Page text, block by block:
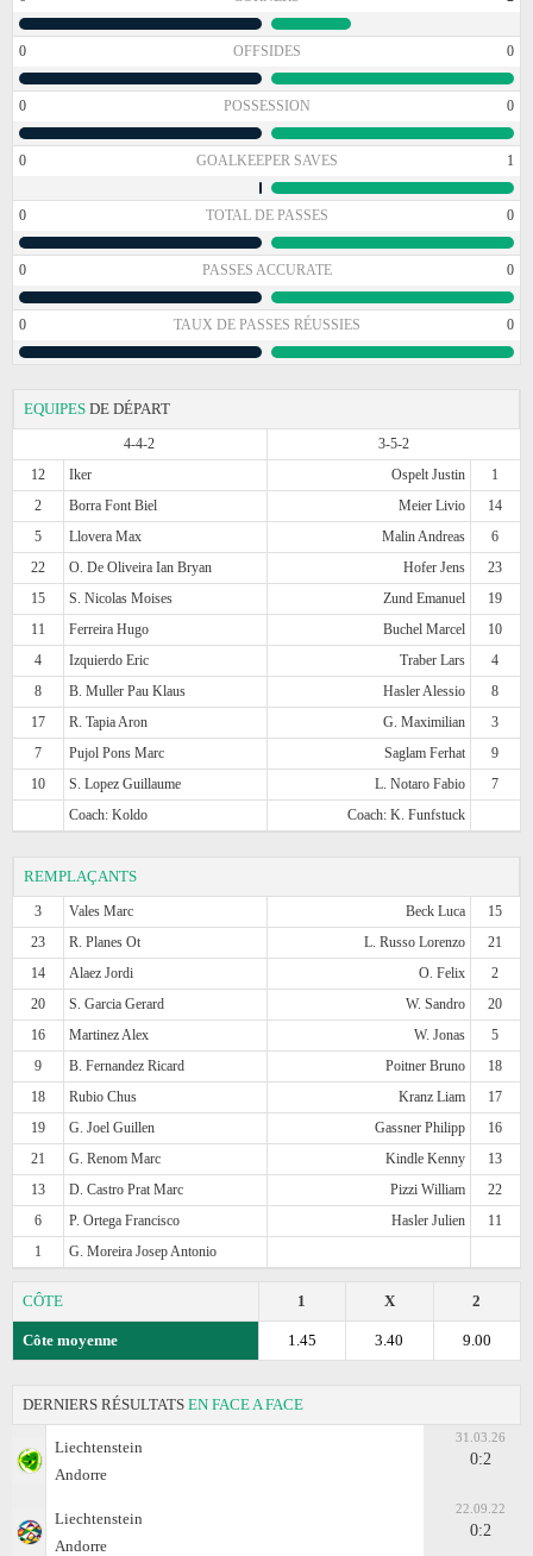
0 OFFSIDES 0
0 POSSESSION 0
0 GOALKEEPER SAVES 1
0 TOTAL DE PASSES 0
0 PASSES ACCURATE 0
0 TAUX DE PASSES RÉUSSIES 0
EQUIPES DE DÉPART
4-4-2
3-5-2
12
Iker Ospelt Justin
1
2
Borra Font Biel Meier Livio
14
5
Llovera Max Malin Andreas
6
22
O. De Oliveira Ian Bryan Hofer Jens
23
15
S. Nicolas Moises Zund Emanuel
19
11
Ferreira Hugo Buchel Marcel
10
4
Izquierdo Eric Traber Lars
4
8
B. Muller Pau Klaus Hasler Alessio
8
17
R. Tapia Aron G. Maximilian
3
7
Pujol Pons Marc Saglam Ferhat
9
10
S. Lopez Guillaume L. Notaro Fabio
7
Coach: Koldo
Coach: K. Funfstuck
REMPLAÇANTS
3 Vales Marc Beck Luca
15
23
R. Planes Ot L. Russo Lorenzo
21
14
Alaez Jordi O. Felix
2
20
S. Garcia Gerard W. Sandro
20
16
Martinez Alex W. Jonas
5
9
B. Fernandez Ricard Poitner Bruno
18
18
Rubio Chus Kranz Liam
17
19
G. Joel Guillen Gassner Philipp
16
21
G. Renom Marc Kindle Kenny
13
13
D. Castro Prat Marc Pizzi William
22
6
P. Ortega Francisco Hasler Julien
11
1
G. Moreira Josep Antonio
CÔTE 2
X
1
Côte moyenne 9.00
3.40
1.45
DERNIERS RÉSULTATS EN FACE A FACE
Liechtenstein
Andorre
31.03.26
0:2
Liechtenstein
Andorre
22.09.22
0:2